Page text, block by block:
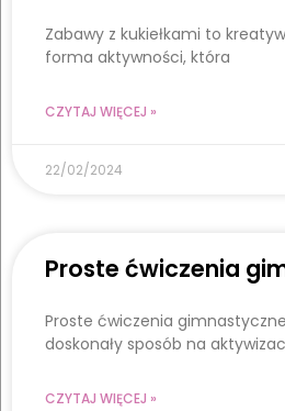
Zabawy z kukiełkami to
forma aktywności, która
CZYTAJ WIĘCEJ »
22/02/2024
Proste ćwiczenia
Proste ćwiczenia
doskonały sposób na
CZYTAJ WIĘCEJ »